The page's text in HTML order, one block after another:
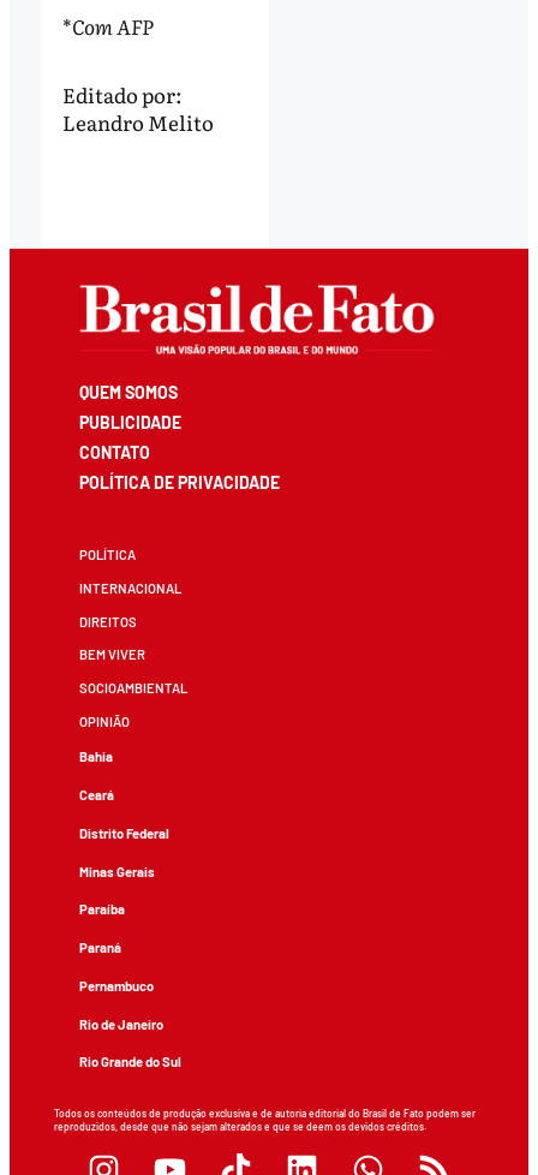
*Com AFP
Editado por:
Leandro Melito
QUEM SOMOS
PUBLICIDADE
CONTATO
POLÍTICA DE PRIVACIDADE
POLÍTICA
INTERNACIONAL
DIREITOS
BEM VIVER
SOCIOAMBIENTAL
OPINIÃO
Bahia
Ceará
Distrito Federal
Minas Gerais
Paraíba
Paraná
Pernambuco
Rio de Janeiro
Rio Grande do Sul
Todos os conteúdos de produção exclusiva e de autoria editorial do Brasil de Fato podem ser
reproduzidos, desde que não sejam alterados e que se deem os devidos créditos.